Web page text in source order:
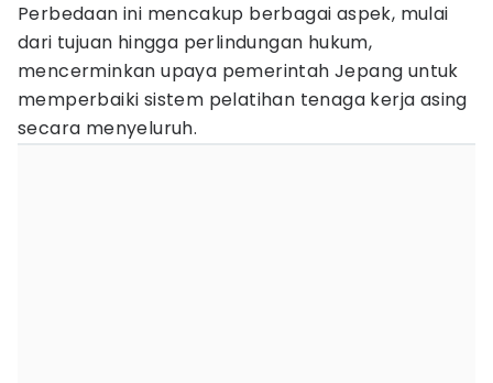
Perbedaan ini mencakup berbagai aspek, mulai
dari tujuan hingga perlindungan hukum,
mencerminkan upaya pemerintah Jepang untuk
memperbaiki sistem pelatihan tenaga kerja asing
secara menyeluruh.